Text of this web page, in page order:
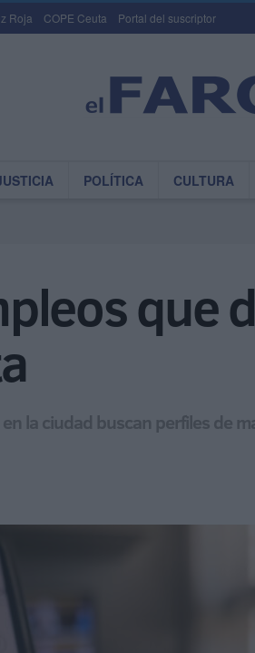
Roja COPE Ceuta Portal del suscriptor
POLÍTICA CULTURA
que
la ciudad buscan perfiles de